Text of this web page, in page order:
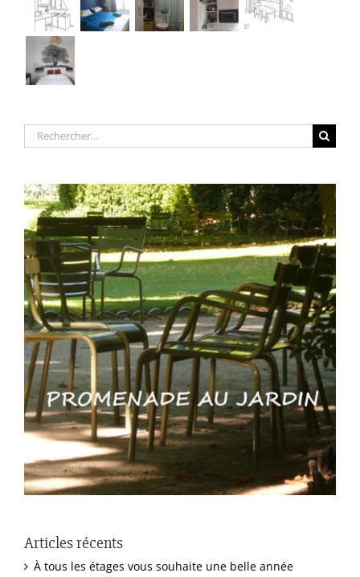
Rechercher:
Articles récents
À tous les étages vous souhaite une belle année